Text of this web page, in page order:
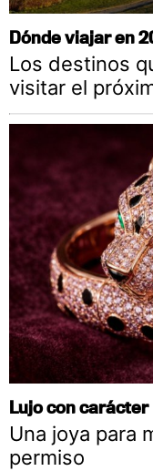
Dónde viajar en
Los destinos
visitar el
Lujo con carácter
Una joya para
permiso